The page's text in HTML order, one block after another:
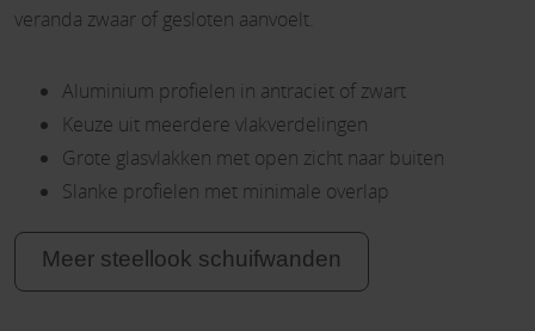
veranda zwaar of gesloten aanvoelt.
Aluminium profielen in antraciet of zwart
Keuze uit meerdere vlakverdelingen
Grote glasvlakken met open zicht naar buiten
Slanke profielen met minimale overlap
Meer steellook schuifwanden